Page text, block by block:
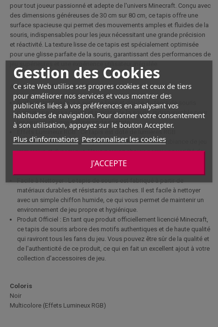
Gestion des Cookies
Ce site Web utilise ses propres cookies et ceux de tiers
pour améliorer nos services et vous montrer des
publicités liées à vos préférences en analysant vos
habitudes de navigation. Pour donner votre consentement
à son utilisation, appuyez sur le bouton Accepter.
Plus d'informations Personnaliser les cookies
J'ACCEPTE
pour tout joueur passionné et adepte de l'univers Minecraft. Conçu avec
des dimensions généreuses de 30 cm sur 80 cm, ce tapis offre une
surface spacieuse qui permet des mouvements amples et fluides de la
souris, indispensables pour les jeux nécessitant une grande précision
et réactivité. La texture lisse de ce tapis est spécialement optimisée
pour une glisse parfaite de la souris, garantissant des performances de
Avantages et Fonctionnalités
Surface Optimisée : La surface lisse et douce du tapis de souris
permet une glisse rapide et précise de la souris, indispensable pour
les jeux où chaque milliseconde compte.
Effets Lumineux RGB : Ce tapis est doté de lumières RGB
personnalisables qui vous permettent de créer une ambiance de jeu
immersive et dynamique. Vous pouvez choisir parmi une variété de
couleurs et de modes d'éclairage pour personnaliser votre espace
Facile à Nettoyer : Le tapis de souris est fabriqué à partir de
matériaux durables et résistants aux taches. Il est facile à nettoyer
avec un simple chiffon humide, ce qui vous permet de maintenir un
environnement de jeu propre et hygiénique.
Produit Officiel : En tant que produit officiellement licencié Minecraft,
ce tapis de souris arbore des motifs authentiques et de haute qualité
qui raviront tous les fans du jeu. Vous pouvez être sûr de la qualité et
de l'authenticité de ce produit, ce qui en fait un excellent ajout à votre
collection d'accessoires de jeu.
Coloris
Noir
Multicolore (Effets Lumineux RGB)